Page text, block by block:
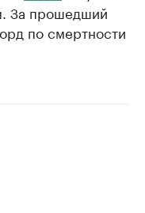
За прошедший
по смертности